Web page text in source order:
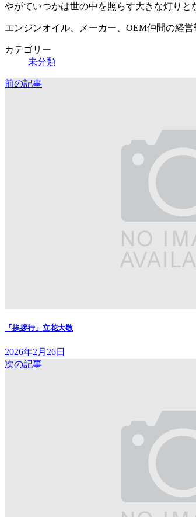
やがていつかは世の中を照らす大きな灯りと
エンジンオイル、メーカー、OEM仲間の経営
カテゴリー
未分類
前の記事
「挨拶行」立花大敬
2026年2月26日
次の記事